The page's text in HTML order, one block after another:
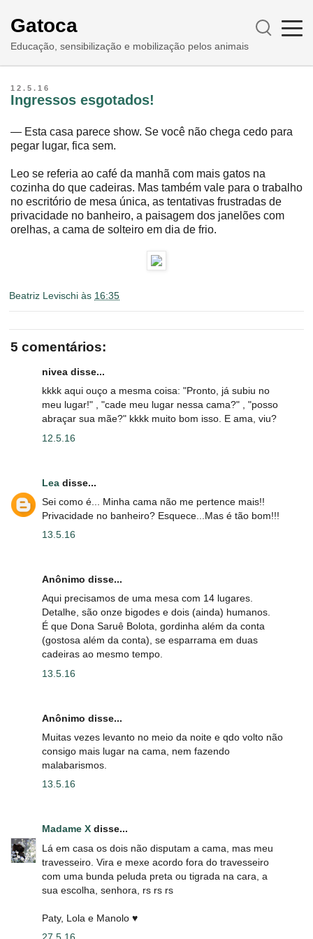
Gatoca
Educação, sensibilização e mobilização pelos animais
12.5.16
Ingressos esgotados!
― Esta casa parece show. Se você não chega cedo para
pegar lugar, fica sem.
Leo se referia ao café da manhã com mais gatos na
cozinha do que cadeiras. Mas também vale para o trabalho
no escritório de mesa única, as tentativas frustradas de
privacidade no banheiro, a paisagem dos janelões com
orelhas, a cama de solteiro em dia de frio.
Beatriz Levischi às 16:35
5 comentários:
nivea disse...
kkkk aqui ouço a mesma coisa: "Pronto, já subiu no
meu lugar!" , "cade meu lugar nessa cama?" , "posso
abraçar sua mãe?" kkkk muito bom isso. E ama, viu?
12.5.16
Lea disse...
Sei como é... Minha cama não me pertence mais!!
Privacidade no banheiro? Esquece...Mas é tão bom!!!
13.5.16
Anônimo disse...
Aqui precisamos de uma mesa com 14 lugares.
Detalhe, são onze bigodes e dois (ainda) humanos.
É que Dona Saruê Bolota, gordinha além da conta
(gostosa além da conta), se esparrama em duas
cadeiras ao mesmo tempo.
13.5.16
Anônimo disse...
Muitas vezes levanto no meio da noite e qdo volto não
consigo mais lugar na cama, nem fazendo
malabarismos.
13.5.16
Madame X disse...
Lá em casa os dois não disputam a cama, mas meu
travesseiro. Vira e mexe acordo fora do travesseiro
com uma bunda peluda preta ou tigrada na cara, a
sua escolha, senhora, rs rs rs
Paty, Lola e Manolo ♥
27.5.16